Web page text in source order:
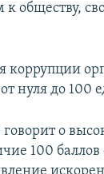
обществу,
коррупции
нуля до 100
говорит о
100 баллов